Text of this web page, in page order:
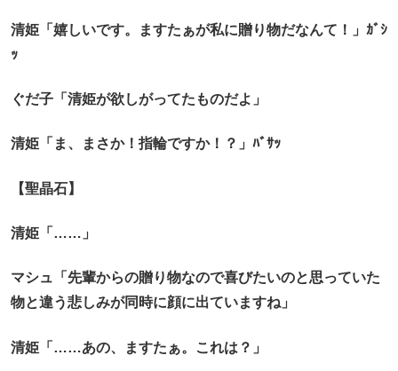
清姫「嬉しいです。ますたぁが私に贈り物だなんて！」ｶﾞｼ
ｯ
ぐだ子「清姫が欲しがってたものだよ」
清姫「ま、まさか！指輪ですか！？」ﾊﾞｻｯ
【聖晶石】
清姫「……」
マシュ「先輩からの贈り物なので喜びたいのと思っていた
物と違う悲しみが同時に顔に出ていますね」
清姫「……あの、ますたぁ。これは？」